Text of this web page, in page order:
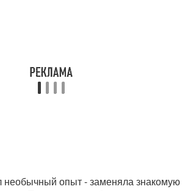
необычный опыт - заменяла знакомую